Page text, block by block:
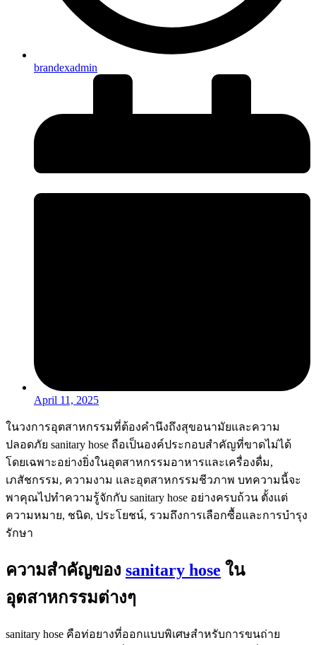
brandexadmin
April 11, 2025
ในวงการอุตสาหกรรมที่ต้องคำนึงถึงสุขอนามัยและความ
ปลอดภัย sanitary hose ถือเป็นองค์ประกอบสำคัญที่ขาดไม่ได้
โดยเฉพาะอย่างยิ่งในอุตสาหกรรมอาหารและเครื่องดื่ม,
เภสัชกรรม, ความงาม และอุตสาหกรรมชีวภาพ บทความนี้จะ
พาคุณไปทำความรู้จักกับ sanitary hose อย่างครบถ้วน ตั้งแต่
ความหมาย, ชนิด, ประโยชน์, รวมถึงการเลือกซื้อและการบำรุง
รักษา
ความสำคัญของ sanitary hose ใน
อุตสาหกรรมต่างๆ
sanitary hose คือท่อยางที่ออกแบบพิเศษสำหรับการขนถ่าย